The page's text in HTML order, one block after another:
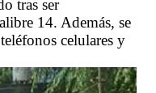
tras ser
14. Además, se
celulares y